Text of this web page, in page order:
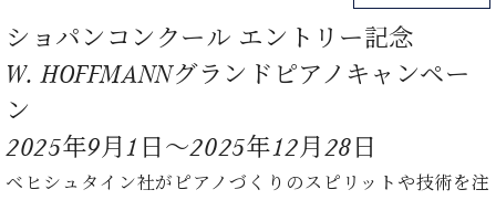
ショパンコンクール エントリー記念
W. HOFFMANNグランドピアノキャンペー
ン
2025年9月1日〜2025年12月28日
ベヒシュタイン社がピアノづくりのスピリットや技術を注